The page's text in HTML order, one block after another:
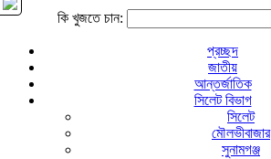
কি খুজতে চান:
প্রচ্ছদ
জাতীয়
আন্তর্জাতিক
সিলেট বিভাগ
সিলেট
মৌলভীবাজার
সুনামগঞ্জ